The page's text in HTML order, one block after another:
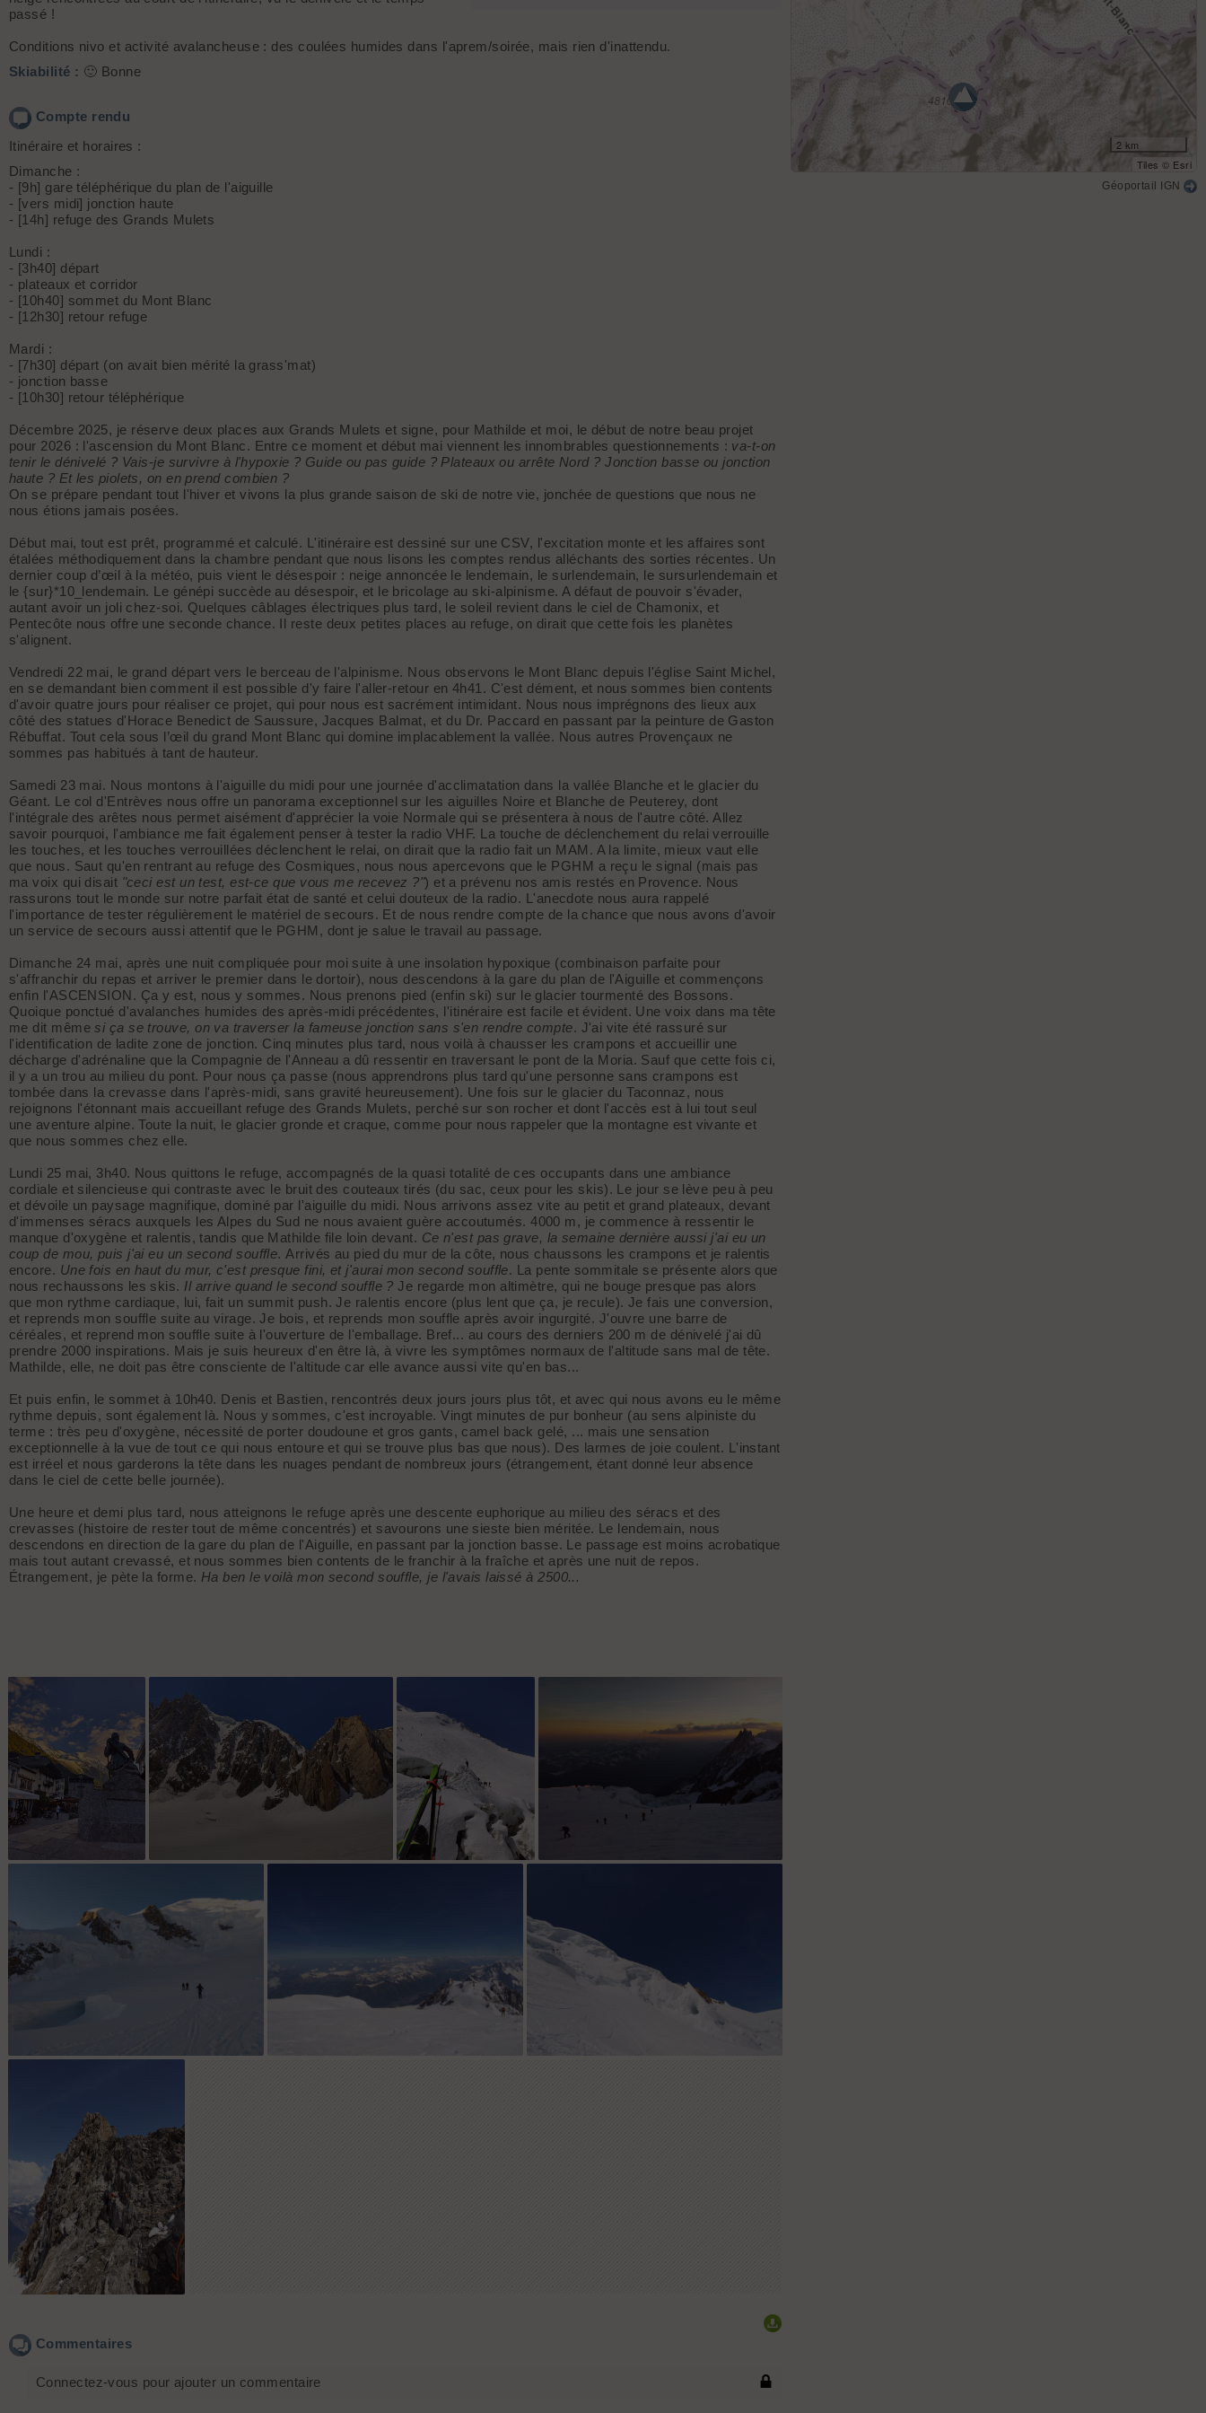
passé !
Conditions nivo et activité avalancheuse : des coulées humides dans l'aprem/soirée, mais rien d'inattendu.
Skiabilité : 🙂 Bonne
Compte rendu
Itinéraire et horaires :
Dimanche :
- [9h] gare téléphérique du plan de l'aiguille
- [vers midi] jonction haute
- [14h] refuge des Grands Mulets
Lundi :
- [3h40] départ
- plateaux et corridor
- [10h40] sommet du Mont Blanc
- [12h30] retour refuge
Mardi :
- [7h30] départ (on avait bien mérité la grass'mat)
- jonction basse
- [10h30] retour téléphérique
Décembre 2025, je réserve deux places aux Grands Mulets et signe, pour Mathilde et moi, le début de notre beau projet
pour 2026 : l'ascension du Mont Blanc. Entre ce moment et début mai viennent les innombrables questionnements : va-t-on
tenir le dénivelé ? Vais-je survivre à l'hypoxie ? Guide ou pas guide ? Plateaux ou arrête Nord ? Jonction basse ou jonction
haute ? Et les piolets, on en prend combien ?
On se prépare pendant tout l'hiver et vivons la plus grande saison de ski de notre vie, jonchée de questions que nous ne
nous étions jamais posées.
Début mai, tout est prêt, programmé et calculé. L'itinéraire est dessiné sur une CSV, l'excitation monte et les affaires sont
étalées méthodiquement dans la chambre pendant que nous lisons les comptes rendus alléchants des sorties récentes. Un
dernier coup d’œil à la météo, puis vient le désespoir : neige annoncée le lendemain, le surlendemain, le sursurlendemain et
le {sur}*10_lendemain. Le génépi succède au désespoir, et le bricolage au ski-alpinisme. A défaut de pouvoir s'évader,
autant avoir un joli chez-soi. Quelques câblages électriques plus tard, le soleil revient dans le ciel de Chamonix, et
Pentecôte nous offre une seconde chance. Il reste deux petites places au refuge, on dirait que cette fois les planètes
s'alignent.
Vendredi 22 mai, le grand départ vers le berceau de l'alpinisme. Nous observons le Mont Blanc depuis l'église Saint Michel,
en se demandant bien comment il est possible d'y faire l'aller-retour en 4h41. C'est dément, et nous sommes bien contents
d'avoir quatre jours pour réaliser ce projet, qui pour nous est sacrément intimidant. Nous nous imprégnons des lieux aux
côté des statues d'Horace Benedict de Saussure, Jacques Balmat, et du Dr. Paccard en passant par la peinture de Gaston
Rébuffat. Tout cela sous l’œil du grand Mont Blanc qui domine implacablement la vallée. Nous autres Provençaux ne
sommes pas habitués à tant de hauteur.
Samedi 23 mai. Nous montons à l'aiguille du midi pour une journée d'acclimatation dans la vallée Blanche et le glacier du
Géant. Le col d'Entrèves nous offre un panorama exceptionnel sur les aiguilles Noire et Blanche de Peuterey, dont
l'intégrale des arêtes nous permet aisément d'apprécier la voie Normale qui se présentera à nous de l'autre côté. Allez
savoir pourquoi, l'ambiance me fait également penser à tester la radio VHF. La touche de déclenchement du relai verrouille
les touches, et les touches verrouillées déclenchent le relai, on dirait que la radio fait un MAM. A la limite, mieux vaut elle
que nous. Saut qu'en rentrant au refuge des Cosmiques, nous nous apercevons que le PGHM a reçu le signal (mais pas
ma voix qui disait "ceci est un test, est-ce que vous me recevez ?") et a prévenu nos amis restés en Provence. Nous
rassurons tout le monde sur notre parfait état de santé et celui douteux de la radio. L'anecdote nous aura rappelé
l'importance de tester régulièrement le matériel de secours. Et de nous rendre compte de la chance que nous avons d'avoir
un service de secours aussi attentif que le PGHM, dont je salue le travail au passage.
Dimanche 24 mai, après une nuit compliquée pour moi suite à une insolation hypoxique (combinaison parfaite pour
s'affranchir du repas et arriver le premier dans le dortoir), nous descendons à la gare du plan de l'Aiguille et commençons
enfin l'ASCENSION. Ça y est, nous y sommes. Nous prenons pied (enfin ski) sur le glacier tourmenté des Bossons.
Quoique ponctué d'avalanches humides des après-midi précédentes, l'itinéraire est facile et évident. Une voix dans ma tête
me dit mêmesi ça se trouve, on va traverser la fameuse jonction sans s'en rendre compte. J'ai vite été rassuré sur
l'identification de ladite zone de jonction. Cinq minutes plus tard, nous voilà à chausser les crampons et accueillir une
décharge d'adrénaline que la Compagnie de l'Anneau a dû ressentir en traversant le pont de la Moria. Sauf que cette fois ci,
il y a un trou au milieu du pont. Pour nous ça passe (nous apprendrons plus tard qu'une personne sans crampons est
tombée dans la crevasse dans l'après-midi, sans gravité heureusement). Une fois sur le glacier du Taconnaz, nous
rejoignons l'étonnant mais accueillant refuge des Grands Mulets, perché sur son rocher et dont l'accès est à lui tout seul
une aventure alpine. Toute la nuit, le glacier gronde et craque, comme pour nous rappeler que la montagne est vivante et
que nous sommes chez elle.
Lundi 25 mai, 3h40. Nous quittons le refuge, accompagnés de la quasi totalité de ces occupants dans une ambiance
cordiale et silencieuse qui contraste avec le bruit des couteaux tirés (du sac, ceux pour les skis). Le jour se lève peu à peu
et dévoile un paysage magnifique, dominé par l'aiguille du midi. Nous arrivons assez vite au petit et grand plateaux, devant
d'immenses séracs auxquels les Alpes du Sud ne nous avaient guère accoutumés. 4000 m, je commence à ressentir le
manque d'oxygène et ralentis, tandis que Mathilde file loin devant. Ce n'est pas grave, la semaine dernière aussi j'ai eu un
coup de mou, puis j'ai eu un second souffle. Arrivés au pied du mur de la côte, nous chaussons les crampons et je ralentis
encore. Une fois en haut du mur, c'est presque fini, et j'aurai mon second souffle. La pente sommitale se présente alors que
nous rechaussons les skis. Il arrive quand le second souffle ? Je regarde mon altimètre, qui ne bouge presque pas alors
que mon rythme cardiaque, lui, fait un summit push. Je ralentis encore (plus lent que ça, je recule). Je fais une conversion,
et reprends mon souffle suite au virage. Je bois, et reprends mon souffle après avoir ingurgité. J'ouvre une barre de
céréales, et reprend mon souffle suite à l'ouverture de l'emballage. Bref... au cours des derniers 200 m de dénivelé j'ai dû
prendre 2000 inspirations. Mais je suis heureux d'en être là, à vivre les symptômes normaux de l'altitude sans mal de tête.
Mathilde, elle, ne doit pas être consciente de l'altitude car elle avance aussi vite qu'en bas...
Et puis enfin, le sommet à 10h40. Denis et Bastien, rencontrés deux jours jours plus tôt, et avec qui nous avons eu le même
rythme depuis, sont également là. Nous y sommes, c'est incroyable. Vingt minutes de pur bonheur (au sens alpiniste du
terme : très peu d'oxygène, nécessité de porter doudoune et gros gants, camel back gelé, ... mais une sensation
exceptionnelle à la vue de tout ce qui nous entoure et qui se trouve plus bas que nous). Des larmes de joie coulent. L'instant
est irréel et nous garderons la tête dans les nuages pendant de nombreux jours (étrangement, étant donné leur absence
dans le ciel de cette belle journée).
Une heure et demi plus tard, nous atteignons le refuge après une descente euphorique au milieu des séracs et des
crevasses (histoire de rester tout de même concentrés) et savourons une sieste bien méritée. Le lendemain, nous
descendons en direction de la gare du plan de l'Aiguille, en passant par la jonction basse. Le passage est moins acrobatique
mais tout autant crevassé, et nous sommes bien contents de le franchir à la fraîche et après une nuit de repos.
Étrangement, je pète la forme. Ha ben le voilà mon second souffle, je l'avais laissé à 2500...
le Mont Blanc
Commentaires
Connectez-vous pour ajouter un commentaire
2 km
Tiles © Esri
Géoportail IGN